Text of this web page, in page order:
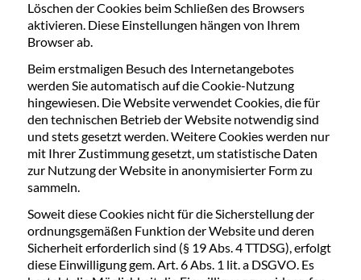
Löschen der Cookies beim Schließen des Browsers
aktivieren. Diese Einstellungen hängen von Ihrem
Browser ab.
Beim erstmaligen Besuch des Internetangebotes
werden Sie automatisch auf die Cookie-Nutzung
hingewiesen. Die Website verwendet Cookies, die für
den technischen Betrieb der Website notwendig sind
und stets gesetzt werden. Weitere Cookies werden nur
mit Ihrer Zustimmung gesetzt, um statistische Daten
zur Nutzung der Website in anonymisierter Form zu
sammeln.
Soweit diese Cookies nicht für die Sicherstellung der
ordnungsgemäßen Funktion der Website und deren
Sicherheit erforderlich sind (§ 19 Abs. 4 TTDSG), erfolgt
diese Einwilligung gem. Art. 6 Abs. 1 lit. a DSGVO. Es